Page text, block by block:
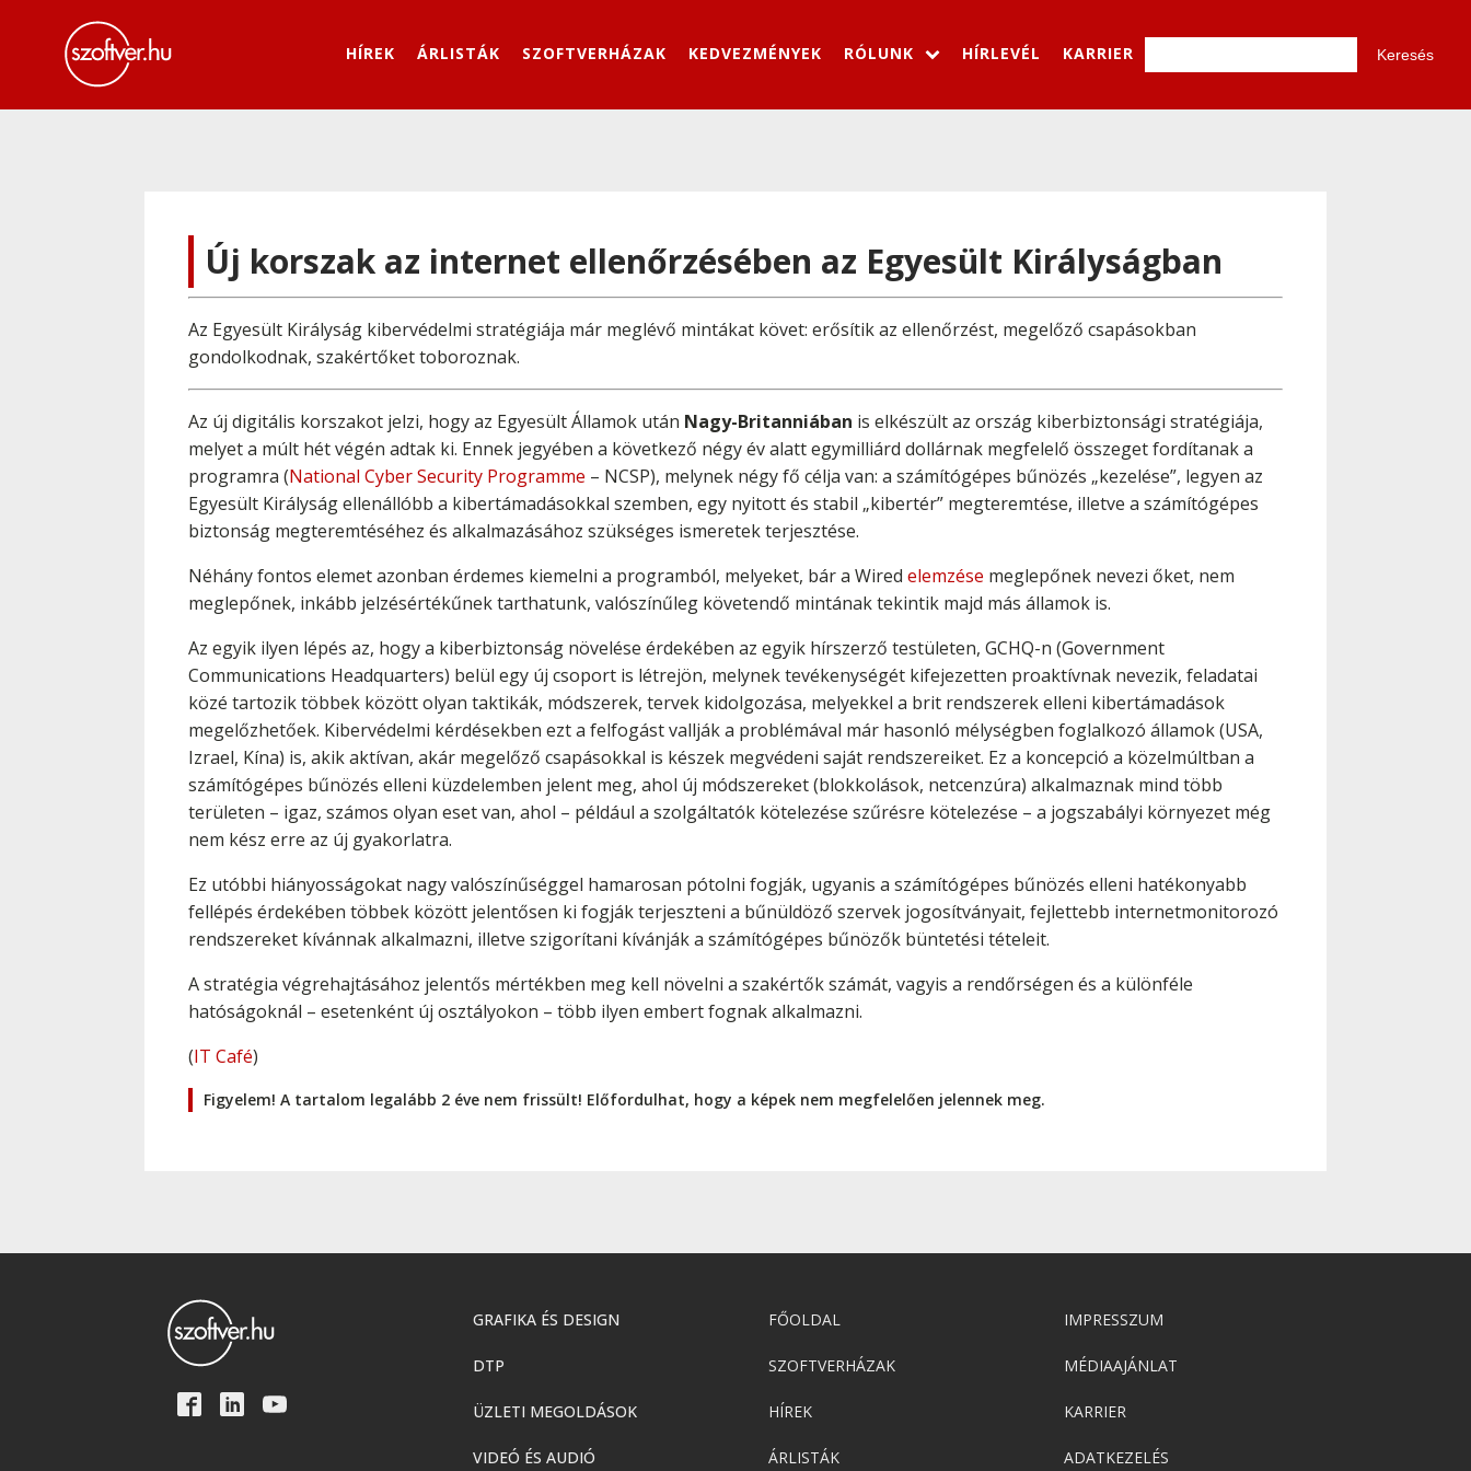
HÍREK ÁRLISTÁK SZOFTVERHÁZAK KEDVEZMÉNYEK RÓLUNK HÍRLEVÉL KARRIER
Új korszak az internet ellenőrzésében az Egyesült Királyságban
Az Egyesült Királyság kibervédelmi stratégiája már meglévő mintákat követ: erősítik az ellenőrzést, megelőző csapásokban
gondolkodnak, szakértőket toboroznak.
Az új digitális korszakot jelzi, hogy az Egyesült Államok után Nagy-Britanniában is elkészült az ország kiberbiztonsági stratégiája,
melyet a múlt hét végén adtak ki. Ennek jegyében a következő négy év alatt egymilliárd dollárnak megfelelő összeget fordítanak a
programra (National Cyber Security Programme – NCSP), melynek négy fő célja van: a számítógépes bűnözés „kezelése”, legyen az
Egyesült Királyság ellenállóbb a kibertámadásokkal szemben, egy nyitott és stabil „kibertér” megteremtése, illetve a számítógépes
biztonság megteremtéséhez és alkalmazásához szükséges ismeretek terjesztése.
Néhány fontos elemet azonban érdemes kiemelni a programból, melyeket, bár a Wired elemzése meglepőnek nevezi őket, nem
meglepőnek, inkább jelzésértékűnek tarthatunk, valószínűleg követendő mintának tekintik majd más államok is.
Az egyik ilyen lépés az, hogy a kiberbiztonság növelése érdekében az egyik hírszerző testületen, GCHQ-n (Government
Communications Headquarters) belül egy új csoport is létrejön, melynek tevékenységét kifejezetten proaktívnak nevezik, feladatai
közé tartozik többek között olyan taktikák, módszerek, tervek kidolgozása, melyekkel a brit rendszerek elleni kibertámadások
megelőzhetőek. Kibervédelmi kérdésekben ezt a felfogást vallják a problémával már hasonló mélységben foglalkozó államok (USA,
Izrael, Kína) is, akik aktívan, akár megelőző csapásokkal is készek megvédeni saját rendszereiket. Ez a koncepció a közelmúltban a
számítógépes bűnözés elleni küzdelemben jelent meg, ahol új módszereket (blokkolások, netcenzúra) alkalmaznak mind több
területen – igaz, számos olyan eset van, ahol – például a szolgáltatók kötelezése szűrésre kötelezése – a jogszabályi környezet még
nem kész erre az új gyakorlatra.
Ez utóbbi hiányosságokat nagy valószínűséggel hamarosan pótolni fogják, ugyanis a számítógépes bűnözés elleni hatékonyabb
fellépés érdekében többek között jelentősen ki fogják terjeszteni a bűnüldöző szervek jogosítványait, fejlettebb internetmonitorozó
rendszereket kívánnak alkalmazni, illetve szigorítani kívánják a számítógépes bűnözők büntetési tételeit.
A stratégia végrehajtásához jelentős mértékben meg kell növelni a szakértők számát, vagyis a rendőrségen és a különféle
hatóságoknál – esetenként új osztályokon – több ilyen embert fognak alkalmazni.
(IT Café)
Figyelem! A tartalom legalább 2 éve nem frissült! Előfordulhat, hogy a képek nem megfelelően jelennek meg.
GRAFIKA ÉS DESIGN
DTP
ÜZLETI MEGOLDÁSOK
VIDEÓ ÉS AUDIÓ
FŐOLDAL
SZOFTVERHÁZAK
HÍREK
ÁRLISTÁK
IMPRESSZUM
MÉDIAAJÁNLAT
KARRIER
ADATKEZELÉS